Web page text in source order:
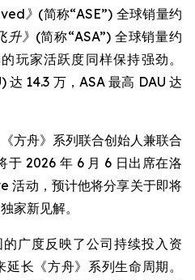
》 (简称“ASE”) 全球销量约
升》 (简称“ASA”) 全球销量约
玩家活跃度同样保持强劲。
达 14.3 万，ASA 最高 DAU 达
方舟》系列联合创始人兼联合
2026 年 6 月 6 日出席在洛
活动，预计他将分享关于即将
家新见解。
广度反映了公司持续投入资
长《方舟》系列生命周期。